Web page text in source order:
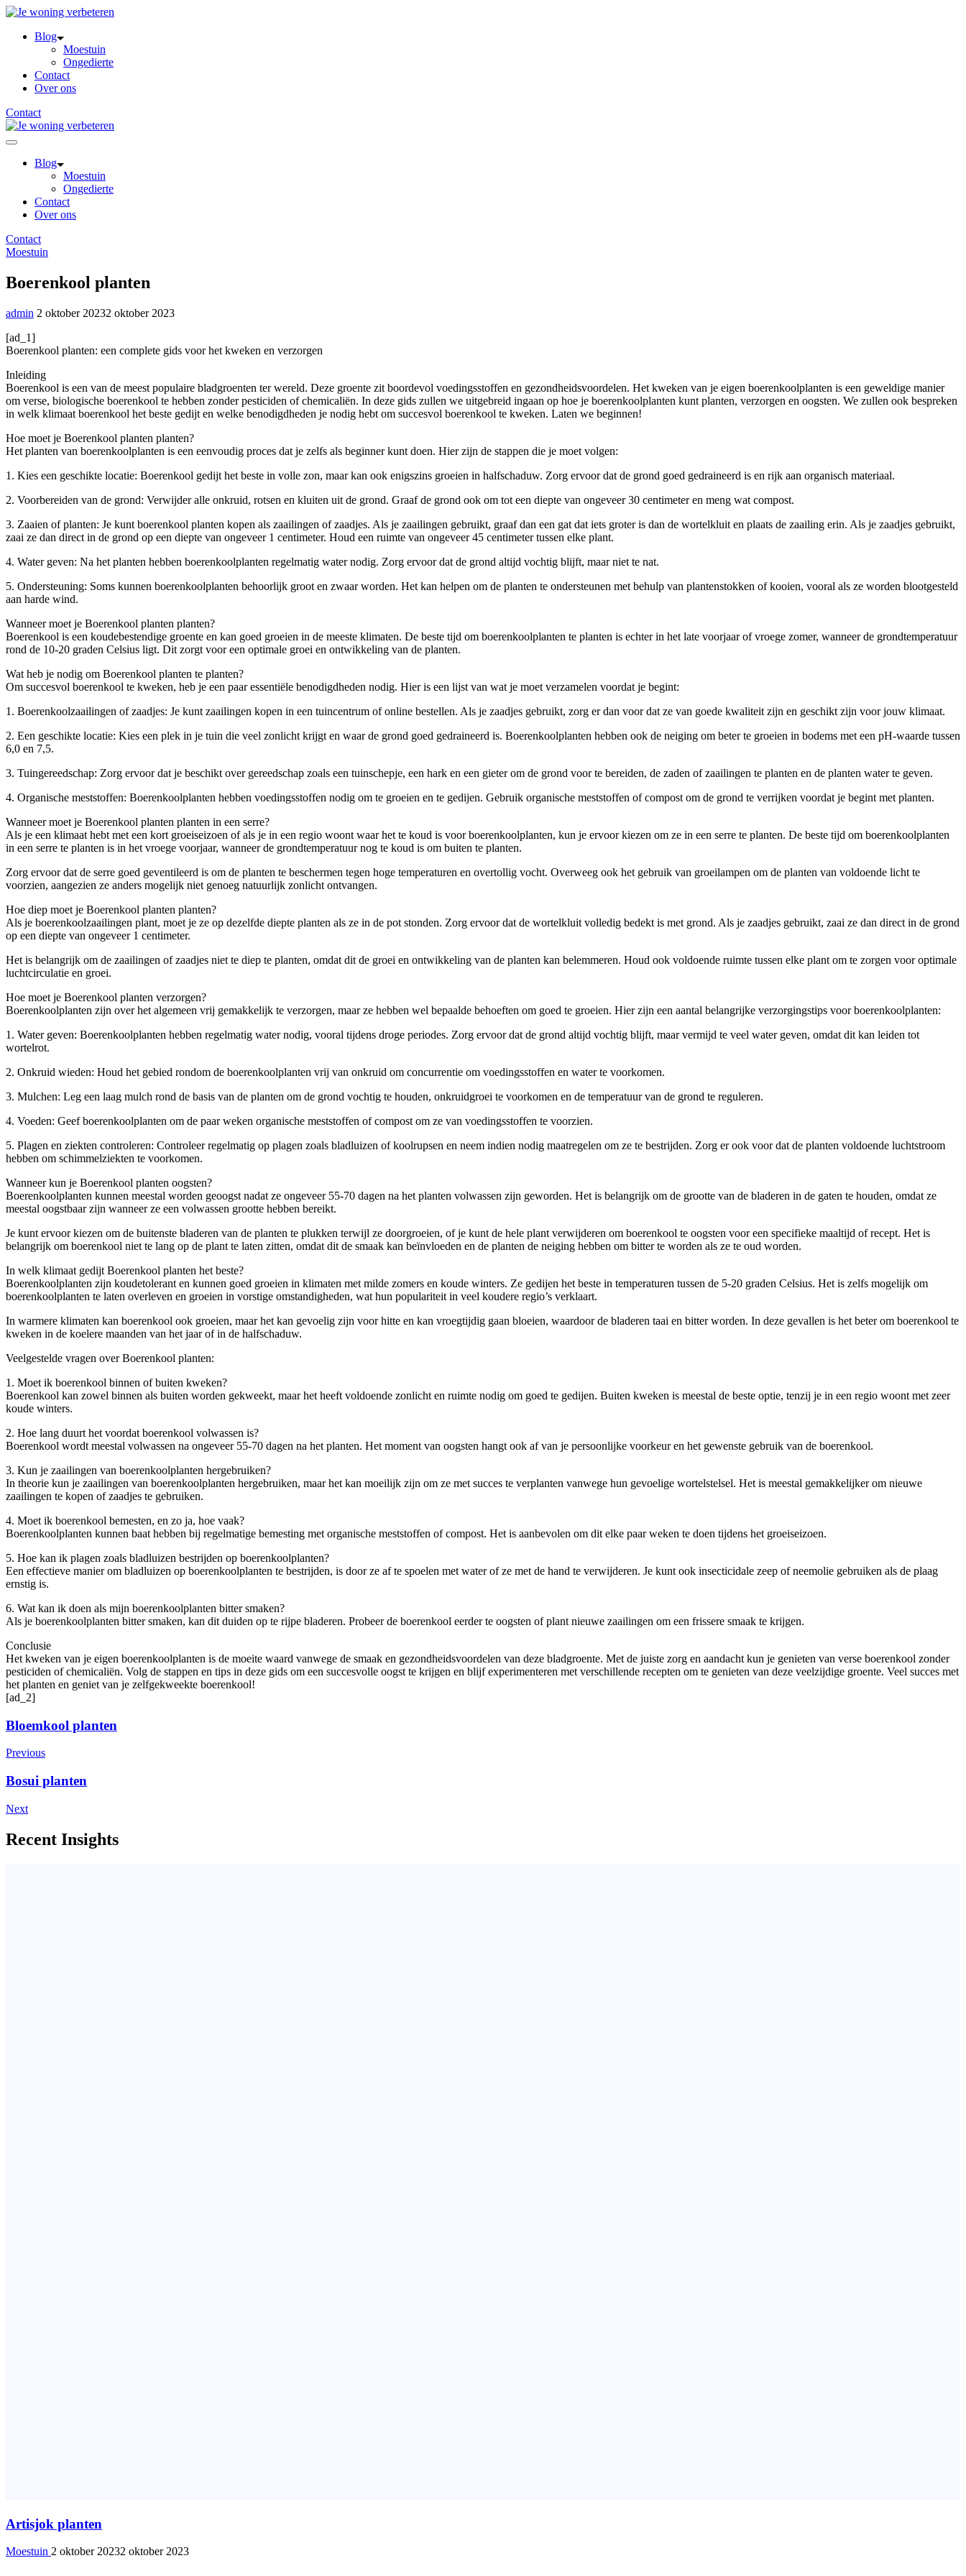
Skip
contentBlog
Moestuin
Ongedierte
Contact
Over ons
Contact
Blog
Moestuin
Ongedierte
Contact
Over ons
Contact
Moestuin
Boerenkool planten
admin 2 oktober 20232 oktober 2023
[ad_1]
Boerenkool planten: een complete gids voor het kweken en verzorgen
Inleiding
Boerenkool is een van de meest populaire bladgroenten ter wereld. Deze groente zit boordevol voedingsstoffen en gezondheidsvoordelen. Het kweken van je eigen boerenkoolplanten is een geweldige manier
om verse, biologische boerenkool te hebben zonder pesticiden of chemicaliën. In deze gids zullen we uitgebreid ingaan op hoe je boerenkoolplanten kunt planten, verzorgen en oogsten. We zullen ook bespreken
in welk klimaat boerenkool het beste gedijt en welke benodigdheden je nodig hebt om succesvol boerenkool te kweken. Laten we beginnen!
Hoe moet je Boerenkool planten planten?
Het planten van boerenkoolplanten is een eenvoudig proces dat je zelfs als beginner kunt doen. Hier zijn de stappen die je moet volgen:
1. Kies een geschikte locatie: Boerenkool gedijt het beste in volle zon, maar kan ook enigszins groeien in halfschaduw. Zorg ervoor dat de grond goed gedraineerd is en rijk aan organisch materiaal.
2. Voorbereiden van de grond: Verwijder alle onkruid, rotsen en kluiten uit de grond. Graaf de grond ook om tot een diepte van ongeveer 30 centimeter en meng wat compost.
3. Zaaien of planten: Je kunt boerenkool planten kopen als zaailingen of zaadjes. Als je zaailingen gebruikt, graaf dan een gat dat iets groter is dan de wortelkluit en plaats de zaailing erin. Als je zaadjes gebruikt,
zaai ze dan direct in de grond op een diepte van ongeveer 1 centimeter. Houd een ruimte van ongeveer 45 centimeter tussen elke plant.
4. Water geven: Na het planten hebben boerenkoolplanten regelmatig water nodig. Zorg ervoor dat de grond altijd vochtig blijft, maar niet te nat.
5. Ondersteuning: Soms kunnen boerenkoolplanten behoorlijk groot en zwaar worden. Het kan helpen om de planten te ondersteunen met behulp van plantenstokken of kooien, vooral als ze worden blootgesteld
aan harde wind.
Wanneer moet je Boerenkool planten planten?
Boerenkool is een koudebestendige groente en kan goed groeien in de meeste klimaten. De beste tijd om boerenkoolplanten te planten is echter in het late voorjaar of vroege zomer, wanneer de grondtemperatuur
rond de 10-20 graden Celsius ligt. Dit zorgt voor een optimale groei en ontwikkeling van de planten.
Wat heb je nodig om Boerenkool planten te planten?
Om succesvol boerenkool te kweken, heb je een paar essentiële benodigdheden nodig. Hier is een lijst van wat je moet verzamelen voordat je begint:
1. Boerenkoolzaailingen of zaadjes: Je kunt zaailingen kopen in een tuincentrum of online bestellen. Als je zaadjes gebruikt, zorg er dan voor dat ze van goede kwaliteit zijn en geschikt zijn voor jouw klimaat.
2. Een geschikte locatie: Kies een plek in je tuin die veel zonlicht krijgt en waar de grond goed gedraineerd is. Boerenkoolplanten hebben ook de neiging om beter te groeien in bodems met een pH-waarde tussen
6,0 en 7,5.
3. Tuingereedschap: Zorg ervoor dat je beschikt over gereedschap zoals een tuinschepje, een hark en een gieter om de grond voor te bereiden, de zaden of zaailingen te planten en de planten water te geven.
4. Organische meststoffen: Boerenkoolplanten hebben voedingsstoffen nodig om te groeien en te gedijen. Gebruik organische meststoffen of compost om de grond te verrijken voordat je begint met planten.
Wanneer moet je Boerenkool planten planten in een serre?
Als je een klimaat hebt met een kort groeiseizoen of als je in een regio woont waar het te koud is voor boerenkoolplanten, kun je ervoor kiezen om ze in een serre te planten. De beste tijd om boerenkoolplanten
in een serre te planten is in het vroege voorjaar, wanneer de grondtemperatuur nog te koud is om buiten te planten.
Zorg ervoor dat de serre goed geventileerd is om de planten te beschermen tegen hoge temperaturen en overtollig vocht. Overweeg ook het gebruik van groeilampen om de planten van voldoende licht te
voorzien, aangezien ze anders mogelijk niet genoeg natuurlijk zonlicht ontvangen.
Hoe diep moet je Boerenkool planten planten?
Als je boerenkoolzaailingen plant, moet je ze op dezelfde diepte planten als ze in de pot stonden. Zorg ervoor dat de wortelkluit volledig bedekt is met grond. Als je zaadjes gebruikt, zaai ze dan direct in de grond
op een diepte van ongeveer 1 centimeter.
Het is belangrijk om de zaailingen of zaadjes niet te diep te planten, omdat dit de groei en ontwikkeling van de planten kan belemmeren. Houd ook voldoende ruimte tussen elke plant om te zorgen voor optimale
luchtcirculatie en groei.
Hoe moet je Boerenkool planten verzorgen?
Boerenkoolplanten zijn over het algemeen vrij gemakkelijk te verzorgen, maar ze hebben wel bepaalde behoeften om goed te groeien. Hier zijn een aantal belangrijke verzorgingstips voor boerenkoolplanten:
1. Water geven: Boerenkoolplanten hebben regelmatig water nodig, vooral tijdens droge periodes. Zorg ervoor dat de grond altijd vochtig blijft, maar vermijd te veel water geven, omdat dit kan leiden tot
wortelrot.
2. Onkruid wieden: Houd het gebied rondom de boerenkoolplanten vrij van onkruid om concurrentie om voedingsstoffen en water te voorkomen.
3. Mulchen: Leg een laag mulch rond de basis van de planten om de grond vochtig te houden, onkruidgroei te voorkomen en de temperatuur van de grond te reguleren.
4. Voeden: Geef boerenkoolplanten om de paar weken organische meststoffen of compost om ze van voedingsstoffen te voorzien.
5. Plagen en ziekten controleren: Controleer regelmatig op plagen zoals bladluizen of koolrupsen en neem indien nodig maatregelen om ze te bestrijden. Zorg er ook voor dat de planten voldoende luchtstroom
hebben om schimmelziekten te voorkomen.
Wanneer kun je Boerenkool planten oogsten?
Boerenkoolplanten kunnen meestal worden geoogst nadat ze ongeveer 55-70 dagen na het planten volwassen zijn geworden. Het is belangrijk om de grootte van de bladeren in de gaten te houden, omdat ze
meestal oogstbaar zijn wanneer ze een volwassen grootte hebben bereikt.
Je kunt ervoor kiezen om de buitenste bladeren van de planten te plukken terwijl ze doorgroeien, of je kunt de hele plant verwijderen om boerenkool te oogsten voor een specifieke maaltijd of recept. Het is
belangrijk om boerenkool niet te lang op de plant te laten zitten, omdat dit de smaak kan beïnvloeden en de planten de neiging hebben om bitter te worden als ze te oud worden.
In welk klimaat gedijt Boerenkool planten het beste?
Boerenkoolplanten zijn koudetolerant en kunnen goed groeien in klimaten met milde zomers en koude winters. Ze gedijen het beste in temperaturen tussen de 5-20 graden Celsius. Het is zelfs mogelijk om
boerenkoolplanten te laten overleven en groeien in vorstige omstandigheden, wat hun populariteit in veel koudere regio’s verklaart.
In warmere klimaten kan boerenkool ook groeien, maar het kan gevoelig zijn voor hitte en kan vroegtijdig gaan bloeien, waardoor de bladeren taai en bitter worden. In deze gevallen is het beter om boerenkool te
kweken in de koelere maanden van het jaar of in de halfschaduw.
Veelgestelde vragen over Boerenkool planten:
1. Moet ik boerenkool binnen of buiten kweken?
Boerenkool kan zowel binnen als buiten worden gekweekt, maar het heeft voldoende zonlicht en ruimte nodig om goed te gedijen. Buiten kweken is meestal de beste optie, tenzij je in een regio woont met zeer
koude winters.
2. Hoe lang duurt het voordat boerenkool volwassen is?
Boerenkool wordt meestal volwassen na ongeveer 55-70 dagen na het planten. Het moment van oogsten hangt ook af van je persoonlijke voorkeur en het gewenste gebruik van de boerenkool.
3. Kun je zaailingen van boerenkoolplanten hergebruiken?
In theorie kun je zaailingen van boerenkoolplanten hergebruiken, maar het kan moeilijk zijn om ze met succes te verplanten vanwege hun gevoelige wortelstelsel. Het is meestal gemakkelijker om nieuwe
zaailingen te kopen of zaadjes te gebruiken.
4. Moet ik boerenkool bemesten, en zo ja, hoe vaak?
Boerenkoolplanten kunnen baat hebben bij regelmatige bemesting met organische meststoffen of compost. Het is aanbevolen om dit elke paar weken te doen tijdens het groeiseizoen.
5. Hoe kan ik plagen zoals bladluizen bestrijden op boerenkoolplanten?
Een effectieve manier om bladluizen op boerenkoolplanten te bestrijden, is door ze af te spoelen met water of ze met de hand te verwijderen. Je kunt ook insecticidale zeep of neemolie gebruiken als de plaag
ernstig is.
6. Wat kan ik doen als mijn boerenkoolplanten bitter smaken?
Als je boerenkoolplanten bitter smaken, kan dit duiden op te rijpe bladeren. Probeer de boerenkool eerder te oogsten of plant nieuwe zaailingen om een frissere smaak te krijgen.
Conclusie
Het kweken van je eigen boerenkoolplanten is de moeite waard vanwege de smaak en gezondheidsvoordelen van deze bladgroente. Met de juiste zorg en aandacht kun je genieten van verse boerenkool zonder
pesticiden of chemicaliën. Volg de stappen en tips in deze gids om een succesvolle oogst te krijgen en blijf experimenteren met verschillende recepten om te genieten van deze veelzijdige groente. Veel succes met
het planten en geniet van je zelfgekweekte boerenkool!
[ad_2]
Post
Navigation
Bloemkool planten
Previous
Bosui planten
Next
Recent Insights
Artisjok planten
Moestuin 2 oktober 20232 oktober 2023